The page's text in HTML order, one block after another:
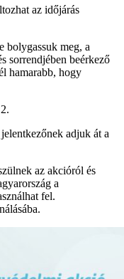
az időjárás
bolygassuk meg, a
sorrendjében beérkező
hamarabb, hogy
adjuk át a
az akcióról és
a
fel.